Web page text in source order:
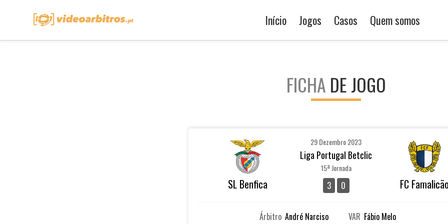
Início Jogos Casos Quem somos
FICHA DE JOGO
SL Benfica
29 Dezembro 2023
Liga Portugal Betclic
15ª Jornada
3 0 FC Famalicão
Árbitro André Narciso VAR Fábio Melo